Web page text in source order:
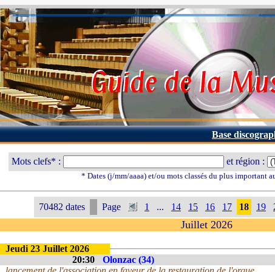
Base
Mots clefs* : et région :
* Dates (j/mm/aaaa) et/ou mots classés du plus important
70482 dates Page 1 ... 14 15 16 17 18 19
Juillet 2026
Jeudi 23 Juillet 2026
20:30
Olonzac (34)